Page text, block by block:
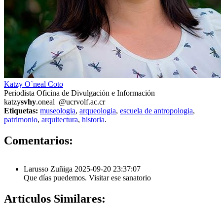
Katzy O`neal Coto
Periodista Oficina de Divulgación e Información
katzysvhy.oneal @ucrvolf.ac.cr
Etiquetas: museologia, arqueologia, escuela de antropologia,
patrimonio, arquitectura, historia.
Comentarios:
Larusso Zuñiga 2025-09-20 23:37:07
Que días puedemos. Visitar ese sanatorio
Artículos Similares: